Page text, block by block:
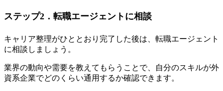
ステップ2．転職エージェントに相談
キャリア整理がひととおり完了した後は、転職エージェント
に相談しましょう。
業界の動向や需要を教えてもらうことで、自分のスキルが外
資系企業でどのくらい通用するか確認できます。